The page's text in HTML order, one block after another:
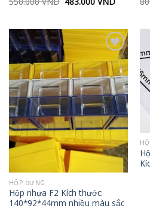
price price
Add to
wishlist
HỘP ĐỰNG
Hộp nhựa F2 Kích thước:
140*92*44mm nhiều màu sắc